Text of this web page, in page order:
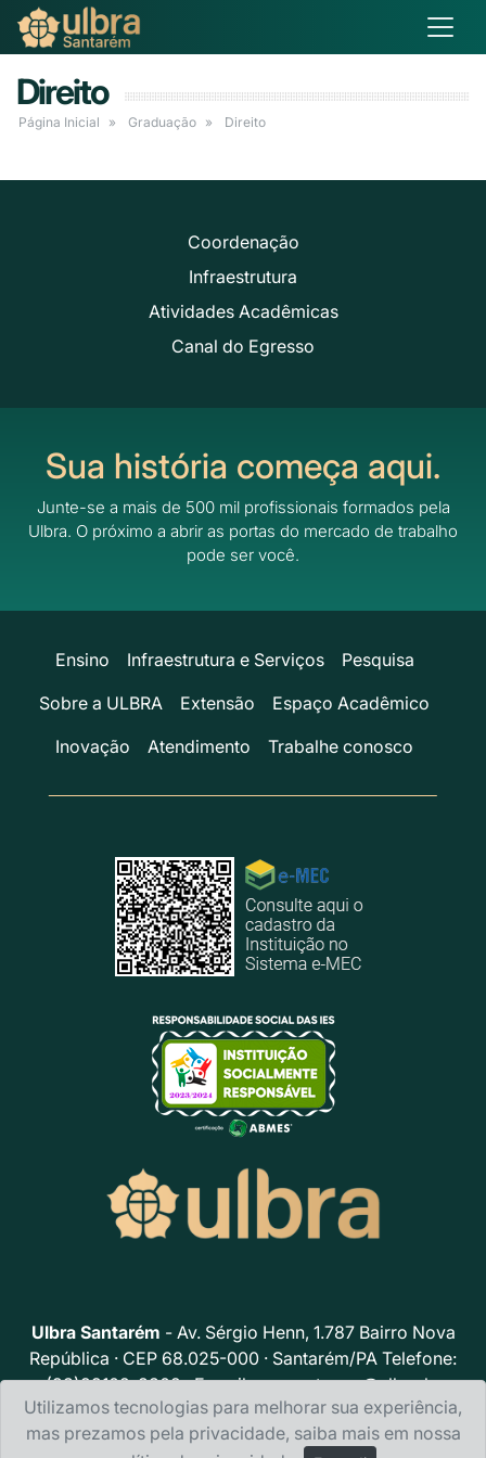
Direito
Página Inicial Graduação Direito
Coordenação
Infraestrutura
Atividades Acadêmicas
Canal do Egresso
Sua história começa aqui.
Junte-se a mais de 500 mil profissionais formados pela
Ulbra. O próximo a abrir as portas do mercado de trabalho
pode ser você.
Ensino Infraestrutura e Serviços
Pesquisa
Sobre a ULBRA
Extensão
Espaço Acadêmico
Inovação
Atendimento Trabalhe conosco
Ulbra Santarém - Av. Sérgio Henn, 1.787 Bairro Nova
República · CEP 68.025-000 · Santarém/PA Telefone:
(93)99102-8302 · E-mail:acs.santarem@ulbra.br
Política de privacidade
Utilizamos tecnologias para melhorar sua experiência,
mas prezamos pela privacidade, saiba mais em nossa